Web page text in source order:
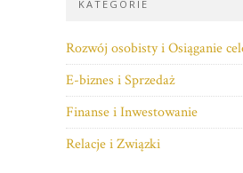
KATEGORIE
Rozwój osobisty i Osiąganie
E-biznes i Sprzedaż
Finanse i Inwestowanie
Relacje i Związki